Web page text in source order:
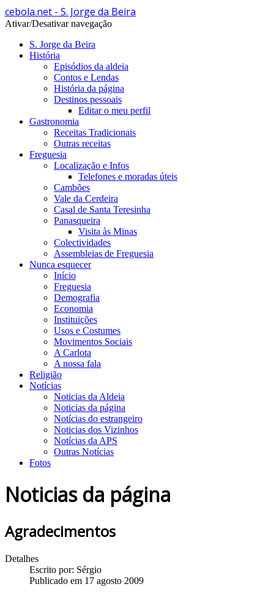
cebola.net - S. Jorge da Beira
Ativar/Desativar navegação
S. Jorge da Beira
História
Episódios da aldeia
Contos e Lendas
História da página
Destinos pessoais
Editar o meu perfil
Gastronomia
Receitas Tradicionais
Outras receitas
Freguesia
Localização e Infos
Telefones e moradas úteis
Cambões
Vale da Cerdeira
Casal de Santa Teresinha
Panasqueira
Visita às Minas
Colectividades
Assembleias de Freguesia
Nunca esquecer
Início
Freguesia
Demografia
Economia
Instituições
Usos e Costumes
Movimentos Sociais
A Carlota
A nossa fala
Religião
Notícias
Noticias da Aldeia
Noticias da página
Notícias do estrangeiro
Noticias dos Vizinhos
Notícias da APS
Outras Notícias
Fotos
Noticias da página
Agradecimentos
Detalhes
Escrito por: Sérgio
Publicado em 17 agosto 2009